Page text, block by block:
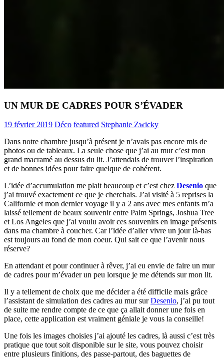
UN MUR DE CADRES POUR S’ÉVADER
19 février 2019 Déco featured Stephanie Zwicky
Dans notre chambre jusqu’à présent je n’avais pas encore mis de
photos ou de tableaux. La seule chose que j’ai au mur c’est mon
grand macramé au dessus du lit. J’attendais de trouver l’inspiration
et de bonnes idées pour faire quelque de cohérent.
L’idée d’accumulation me plait beaucoup et c’est chez Desenio que
j’ai trouvé exactement ce que je cherchais. J’ai visité à 5 reprises la
Californie et mon dernier voyage il y a 2 ans avec mes enfants m’a
laissé tellement de beaux souvenir entre Palm Springs, Joshua Tree
et Los Angeles que j’ai voulu avoir ces souvenirs en image présents
dans ma chambre à coucher. Car l’idée d’aller vivre un jour là-bas
est toujours au fond de mon coeur. Qui sait ce que l’avenir nous
réserve?
En attendant et pour continuer à rêver, j’ai eu envie de faire un mur
de cadres pour m’évader un peu lorsque je me détends sur mon lit.
Il y a tellement de choix que me décider a été difficile mais grâce
l’assistant de simulation des cadres au mur surDesenio, j’ai pu tout
de suite me rendre compte de ce que ça allait donner une fois en
place, cette application est vraiment géniale je vous la conseille!
Une fois les images choisies j’ai ajouté les cadres, là aussi c’est très
pratique que tout soit disponible sur le site, vous pouvez choisir
entre plusieurs finitions, des passe-partout, des baguettes de